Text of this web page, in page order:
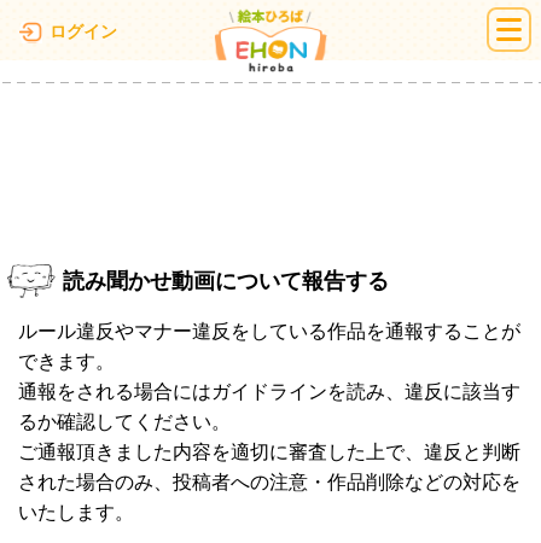
ログイン 絵本ひろば
読み聞かせ動画について報告する
ルール違反やマナー違反をしている作品を通報することが
できます。
通報をされる場合にはガイドラインを読み、違反に該当す
るか確認してください。
ご通報頂きました内容を適切に審査した上で、違反と判断
された場合のみ、投稿者への注意・作品削除などの対応を
いたします。